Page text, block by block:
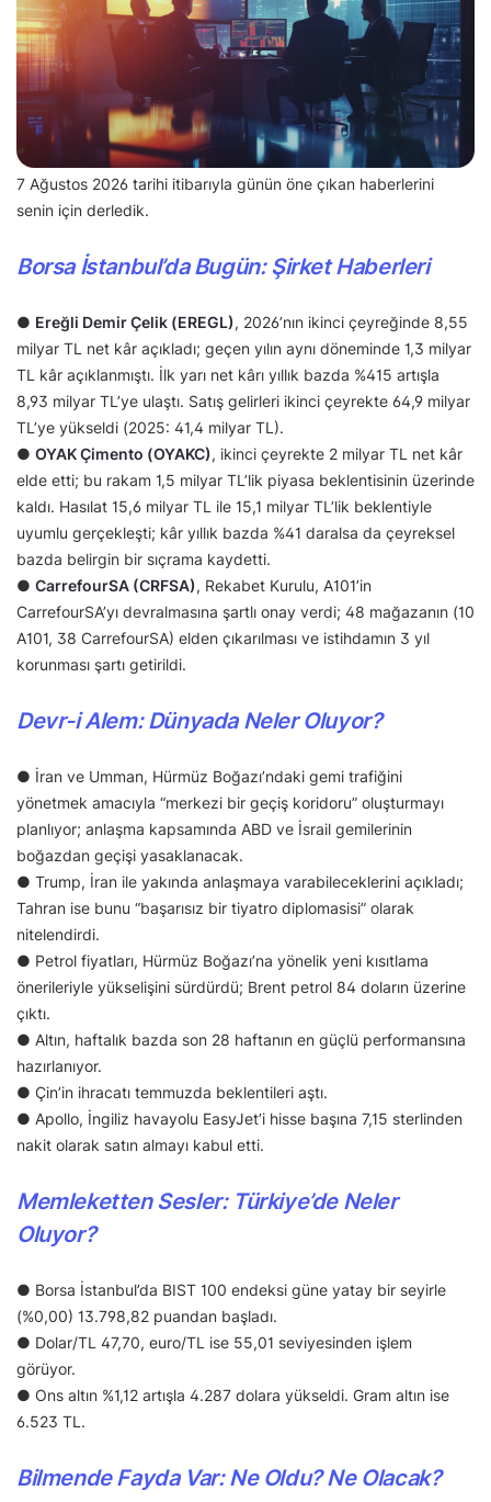
7 Ağustos 2026 tarihi itibarıyla günün öne çıkan haberlerini
senin için derledik.
Borsa İstanbul’da Bugün: Şirket Haberleri
● Ereğli Demir Çelik (EREGL), 2026’nın ikinci çeyreğinde 8,55
milyar TL net kâr açıkladı; geçen yılın aynı döneminde 1,3 milyar
TL kâr açıklanmıştı. İlk yarı net kârı yıllık bazda %415 artışla
8,93 milyar TL’ye ulaştı. Satış gelirleri ikinci çeyrekte 64,9 milyar
TL’ye yükseldi (2025: 41,4 milyar TL).
● OYAK Çimento (OYAKC), ikinci çeyrekte 2 milyar TL net kâr
elde etti; bu rakam 1,5 milyar TL’lik piyasa beklentisinin üzerinde
kaldı. Hasılat 15,6 milyar TL ile 15,1 milyar TL’lik beklentiyle
uyumlu gerçekleşti; kâr yıllık bazda %41 daralsa da çeyreksel
bazda belirgin bir sıçrama kaydetti.
● CarrefourSA (CRFSA), Rekabet Kurulu, A101’in
CarrefourSA’yı devralmasına şartlı onay verdi; 48 mağazanın (10
A101, 38 CarrefourSA) elden çıkarılması ve istihdamın 3 yıl
korunması şartı getirildi.
Devr-i Alem: Dünyada Neler Oluyor?
● İran ve Umman, Hürmüz Boğazı’ndaki gemi trafiğini
yönetmek amacıyla “merkezi bir geçiş koridoru” oluşturmayı
planlıyor; anlaşma kapsamında ABD ve İsrail gemilerinin
boğazdan geçişi yasaklanacak.
● Trump, İran ile yakında anlaşmaya varabileceklerini açıkladı;
Tahran ise bunu “başarısız bir tiyatro diplomasisi” olarak
nitelendirdi.
● Petrol fiyatları, Hürmüz Boğazı’na yönelik yeni kısıtlama
önerileriyle yükselişini sürdürdü; Brent petrol 84 doların üzerine
çıktı.
● Altın, haftalık bazda son 28 haftanın en güçlü performansına
hazırlanıyor.
● Çin’in ihracatı temmuzda beklentileri aştı.
● Apollo, İngiliz havayolu EasyJet’i hisse başına 7,15 sterlinden
nakit olarak satın almayı kabul etti.
Memleketten Sesler: Türkiye’de Neler
Oluyor?
● Borsa İstanbul’da BIST 100 endeksi güne yatay bir seyirle
(%0,00) 13.798,82 puandan başladı.
● Dolar/TL 47,70, euro/TL ise 55,01 seviyesinden işlem
görüyor.
● Ons altın %1,12 artışla 4.287 dolara yükseldi. Gram altın ise
6.523 TL.
Bilmende Fayda Var: Ne Oldu? Ne Olacak?